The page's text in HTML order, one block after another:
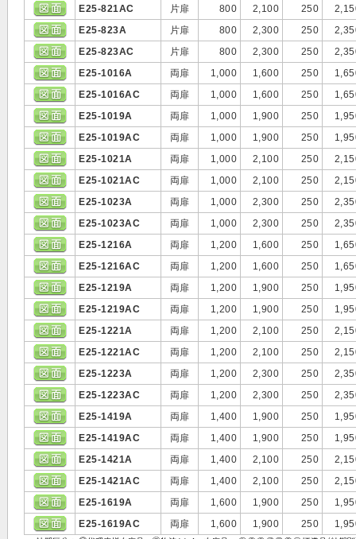
E25-821AC
片扉 800 2,100 250
E25-823A
片扉 800 2,300 250
E25-823AC
片扉 800 2,300 250
E25-1016A
両扉 1,000 1,600 250
E25-1016AC
両扉 1,000 1,600 250
E25-1019A
両扉 1,000 1,900 250
E25-1019AC
両扉 1,000 1,900 250
E25-1021A
両扉 1,000 2,100 250
E25-1021AC
両扉 1,000 2,100 250
E25-1023A
両扉 1,000 2,300 250
E25-1023AC
両扉 1,000 2,300 250
E25-1216A
両扉 1,200 1,600 250
E25-1216AC
両扉 1,200 1,600 250
E25-1219A
両扉 1,200 1,900 250
E25-1219AC
両扉 1,200 1,900 250
E25-1221A
両扉 1,200 2,100 250
E25-1221AC
両扉 1,200 2,100 250
E25-1223A
両扉 1,200 2,300 250
E25-1223AC
両扉 1,200 2,300 250
E25-1419A
両扉 1,400 1,900 250
E25-1419AC
両扉 1,400 1,900 250
E25-1421A
両扉 1,400 2,100 250
E25-1421AC
両扉 1,400 2,100 250
E25-1619A
両扉 1,600 1,900 250
E25-1619AC
両扉 1,600 1,900 250